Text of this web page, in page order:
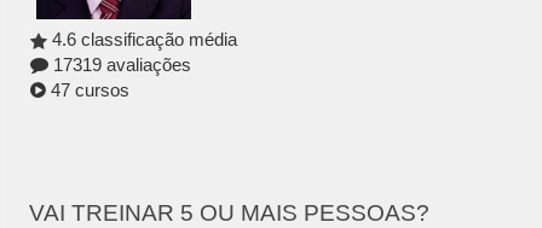
4.6 classificação média
17319 avaliações
47 cursos
VAI TREINAR 5 OU MAIS PESSOAS?